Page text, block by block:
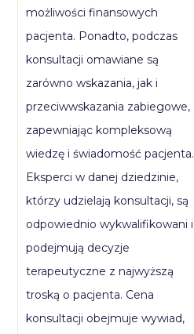
możliwości finansowych
pacjenta. Ponadto, podczas
konsultacji omawiane są
zarówno wskazania, jak i
przeciwwskazania zabiegowe,
zapewniając kompleksową
wiedzę i świadomość pacjenta.
Eksperci w danej dziedzinie,
którzy udzielają konsultacji, są
odpowiednio wykwalifikowani i
podejmują decyzje
terapeutyczne z najwyższą
troską o pacjenta. Cena
konsultacji obejmuje wywiad,